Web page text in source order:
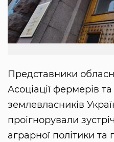
Представники
Асоціації фермерів
землевласників
проігнорували
аграрної політики та